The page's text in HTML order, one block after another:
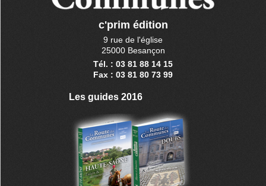
c'prim édition
9 rue de l'église
25000 Besançon
Tél. : 03 81 88 14 15
Fax : 03 81 80 73 99
Les guides 2016